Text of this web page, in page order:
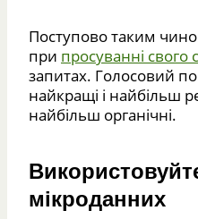
Поступово таким
при просуванні свого
запитах. Голосовий
найкращі і найбільш
найбільш органічні.
мікроданних